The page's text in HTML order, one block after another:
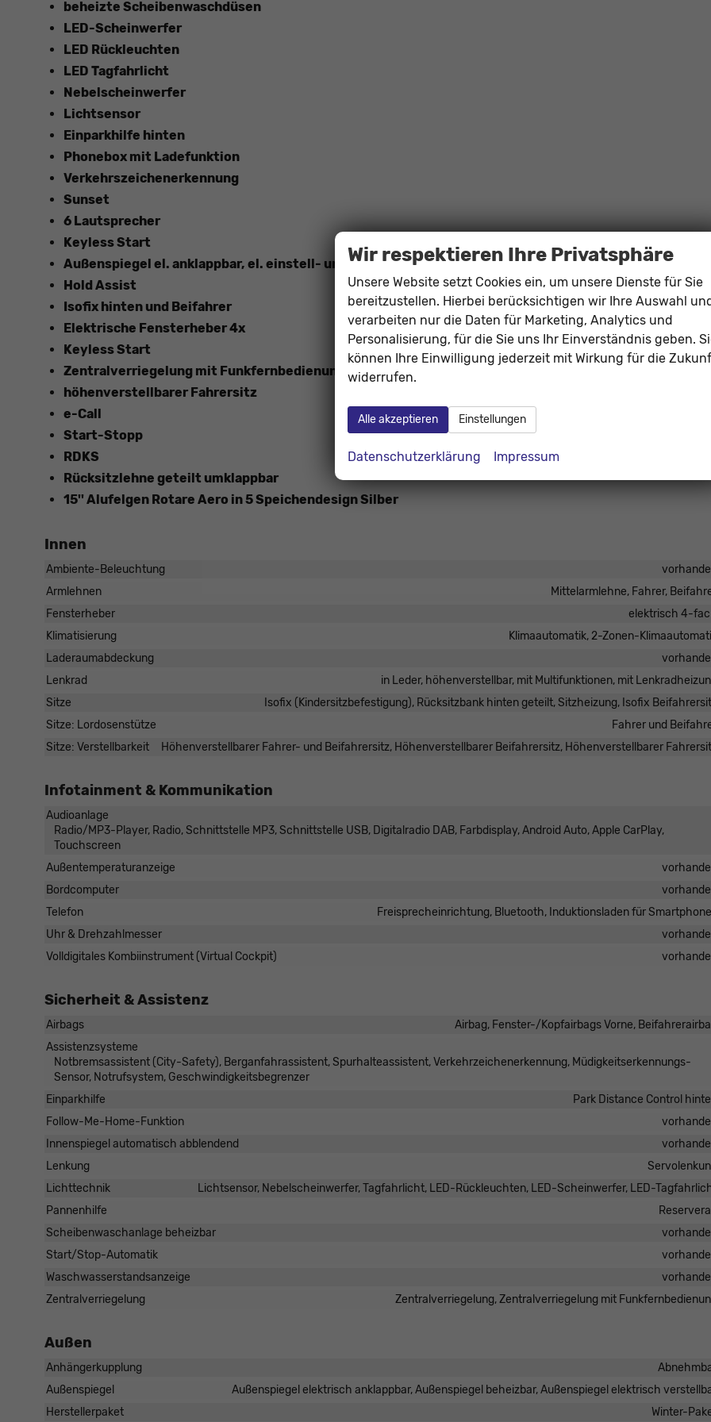
beheizte Scheibenwaschdüsen
LED-Scheinwerfer
LED Rückleuchten
LED Tagfahrlicht
Nebelscheinwerfer
Lichtsensor
Einparkhilfe hinten
Phonebox mit Ladefunktion
Verkehrszeichenerkennung
Sunset
6 Lautsprecher
Keyless Start
Außenspiegel el. anklappbar, el. einstell- und beheizbar
Hold Assist
Isofix hinten und Beifahrer
Elektrische Fensterheber 4x
Keyless Start
Zentralverriegelung mit Funkfernbedienung
höhenverstellbarer Fahrersitz
e-Call
Start-Stopp
RDKS
Rücksitzlehne geteilt umklappbar
15'' Alufelgen Rotare Aero in 5 Speichendesign Silber
Innen
Ambiente-Beleuchtung
Armlehnen
Mittelarmlehne, Fahrer,
Fensterheber
elektrisch 4-
Klimatisierung
Klimaautomatik, 2-Zonen-
Laderaumabdeckung
Lenkrad
in Leder, höhenverstellbar, mit Multifunktionen, mit
Sitze
Isofix (Kindersitzbefestigung), Rücksitzbank hinten geteilt, Sitzheizung, Isofix
Sitze: Lordosenstütze
Fahrer und
Sitze: Verstellbarkeit
Höhenverstellbarer Fahrer- und Beifahrersitz, Höhenverstellbarer Beifahrersitz, Höhenverstellbarer
Infotainment & Kommunikation
Audioanlage
Radio/MP3-Player, Radio, Schnittstelle MP3, Schnittstelle USB, Digitalradio DAB, Farbdisplay, Android Auto, Apple CarPlay,
Touchscreen
Außentemperaturanzeige
Bordcomputer
Telefon
Freisprecheinrichtung, Bluetooth, Induktionsladen für
Uhr & Drehzahlmesser
Volldigitales Kombiinstrument (Virtual Cockpit)
Sicherheit & Assistenz
Airbags
Airbag, Fenster-/Kopfairbags Vorne,
Assistenzsysteme
Notbremsassistent (City-Safety), Berganfahrassistent, Spurhalteassistent, Verkehrzeichenerkennung, Müdigkeitserkennungs-
Sensor, Notrufsystem, Geschwindigkeitsbegrenzer
Einparkhilfe
Park Distance Control
Follow-Me-Home-Funktion
Innenspiegel automatisch abblendend
Lenkung
Lichttechnik
Lichtsensor, Nebelscheinwerfer, Tagfahrlicht, LED-Rückleuchten, LED-Scheinwerfer, LED-
Pannenhilfe
Scheibenwaschanlage beheizbar
Start/Stop-Automatik
Waschwasserstandsanzeige
Zentralverriegelung
Zentralverriegelung, Zentralverriegelung mit
Außen
Anhängerkupplung
Außenspiegel
Außenspiegel elektrisch anklappbar, Außenspiegel beheizbar, Außenspiegel elektrisch
Herstellerpaket
Winter-
Wir respektieren Ihre Privatsphäre
Unsere Website setzt Cookies ein, um unsere Dienste für Sie
bereitzustellen. Hierbei berücksichtigen wir Ihre Auswahl
verarbeiten nur die Daten für Marketing, Analytics und
Personalisierung, für die Sie uns Ihr Einverständnis geben.
können Ihre Einwilligung jederzeit mit Wirkung für die
widerrufen.
Alle akzeptieren Einstellungen
Datenschutzerklärung Impressum